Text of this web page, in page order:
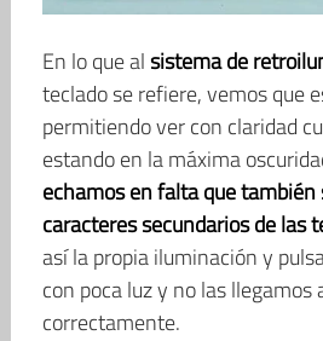
En lo que alsistema de
teclado se refiere, vemos que
permitiendo ver con claridad
estando en la máxima
echamos en falta que
caracteres secundarios de las
así la propia iluminación y
con poca luz y no las llegamos
correctamente.